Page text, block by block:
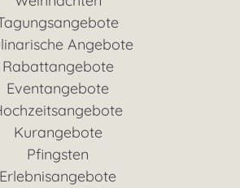
Angebote
Rabattangebote
Eventangebote
Kurangebote
Pfingsten
Erlebnisangebote